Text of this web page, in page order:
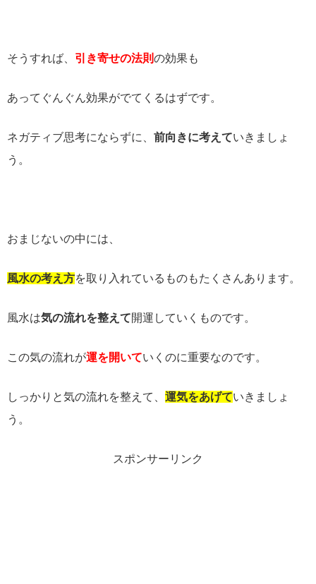
そうすれば、 引き寄せの法則の効果も
あってぐんぐん効果がでてくるはずです。
ネガティブ思考にならずに、 前向きに考えていきましょ
う。
おまじないの中には、
風水の考え方を取り入れているものもたくさんあります。
風水は気の流れを整えて開運していくものです。
この気の流れが運を開いていくのに重要なのです。
しっかりと気の流れを整えて、 運気をあげていきましょ
う。
スポンサーリンク